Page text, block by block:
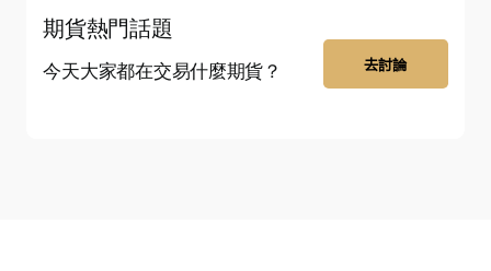
今天大家都在交易什麼期貨？
期貨熱門話題
去討論